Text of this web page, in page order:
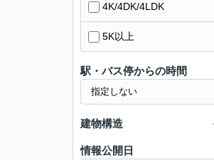
4K/4DK/4LDK
5K以上
駅・バス停からの時間
建物構造
情報公開日